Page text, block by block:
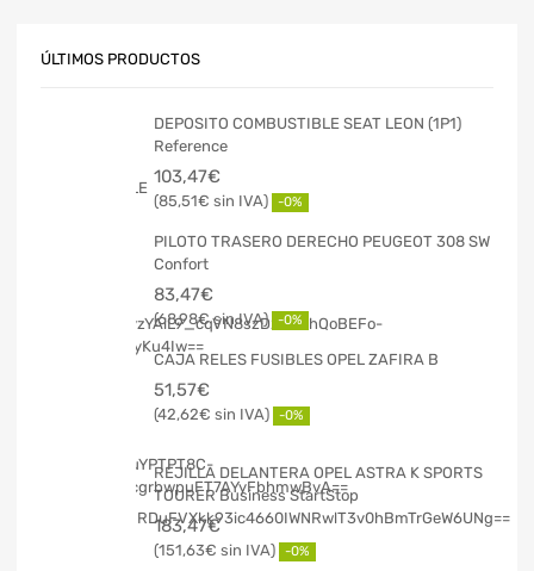
ÚLTIMOS PRODUCTOS
DEPOSITO COMBUSTIBLE SEAT LEON (1P1)
Reference
103,47€
85,51€ -0%
PILOTO TRASERO DERECHO PEUGEOT 308 SW
Confort
83,47€
68,98€ -0%
CAJA RELES FUSIBLES OPEL ZAFIRA B
51,57€
42,62€ -0%
REJILLA DELANTERA OPEL ASTRA K SPORTS
TOURER Business StartStop
183,47€
151,63€ -0%